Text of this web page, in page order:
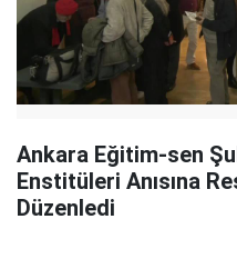
Ankara Eğitim-sen
Enstitüleri Anısına
Düzenledi